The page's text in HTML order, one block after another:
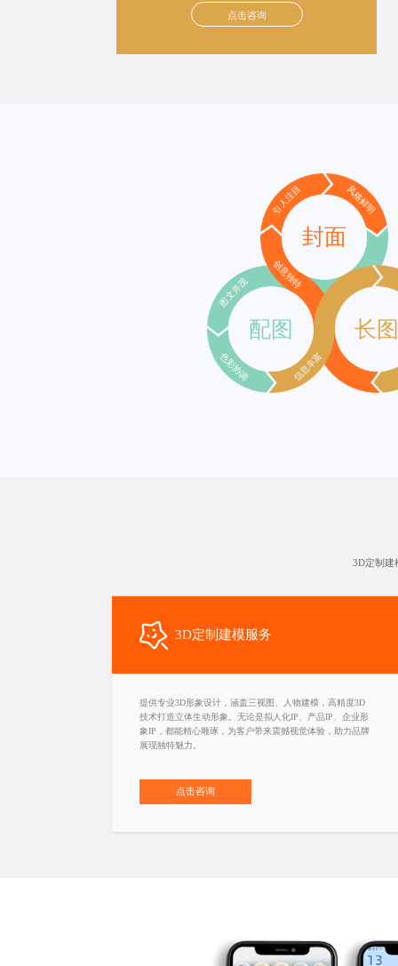
点击咨询
封面
引人注目 风格鲜明
创意独特
配图
图文并茂
色彩协调 信息丰富
长
3D定制建
3D定制建模服务
提供专业3D形象设计，涵盖三视图、人物建模，高精度3D
技术打造立体生动形象。无论是拟人化IP、产品IP、企业形
象IP，都能精心雕琢，为客户带来震撼视觉体验，助力品牌
展现独特魅力。
点击咨询